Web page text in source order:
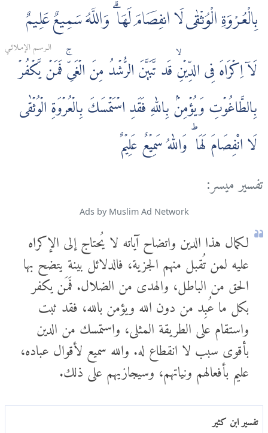
بِالْعُرْوَةِ الْوُثْقٰى لَا انفِصَامَ لَهَا ۗ وَاللَّهُ سَمِيعٌ عَلِيمٌ
الـرسـم الإمـلائـي
لَاۤ اِكۡرَاهَ فِى الدِّيۡنِ‌ۙ قَد تَّبَيَّنَ الرُّشۡدُ مِنَ الۡغَىِّ‌ۚ فَمَنۡ يَّكۡفُرۡ
بِالطَّاغُوۡتِ وَيُؤۡمِنۡۢ بِاللّٰهِ فَقَدِ اسۡتَمۡسَكَ بِالۡعُرۡوَةِ الۡوُثۡقٰى
لَا انْفِصَامَ لَهَا‌‌ ؕ وَاللّٰهُ سَمِيۡعٌ عَلِيۡمٌ
تفسير ميسر:
Ads by Muslim Ad Network
لكمال هذا الدين واتضاح آياته لا يُحتاج إلى الإكراه
عليه لمن تُقبل منهم الجزية، فالدلائل بينة يتضح بها
الحق من الباطل، والهدى من الضلال. فَمَن يكفر
بكل ما عُبِد من دون الله ويؤمن بالله، فقد ثبت
واستقام على الطريقة المثلى، واستمسك من الدين
بأقوى سبب لا انقطاع له. والله سميع لأقوال عباده،
عليم بأفعالهم ونياتهم، وسيجازيهم على ذلك.
تفسير ابن كثير